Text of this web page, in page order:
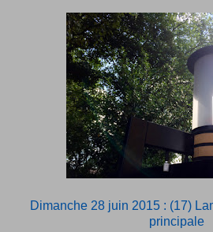
Dimanche 28 juin 2015 : (17)
principale